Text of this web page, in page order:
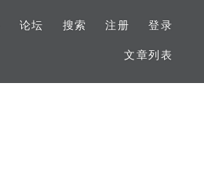
论坛 搜索 注册 登录
文章列表